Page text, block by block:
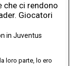
che ci rendono
Giocatori
in Juventus
loro parte, lo ero